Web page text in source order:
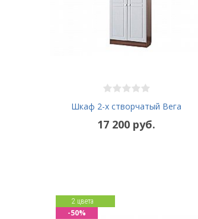
Шкаф 2-х створчатый Вега
17 200 руб.
2 цвета
-50%